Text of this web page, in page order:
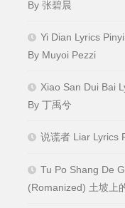
By 张碧晨
Yi Dian Lyrics
By Muyoi Pezzi
Xiao San Dui Bai
By 丁禹兮
说谎者 Liar Lyrics
Tu Po Shang De
(Romanized) 土坡上